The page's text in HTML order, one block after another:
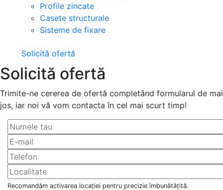
Profile zincate
Casete structurale
Sisteme de fixare
Solicită ofertă
Solicită ofertă
Trimite-ne cererea de ofertă completând formularul de mai
jos, iar noi vă vom contacta în cel mai scurt timp!
Recomandăm activarea locației pentru precizie îmbunătățită.